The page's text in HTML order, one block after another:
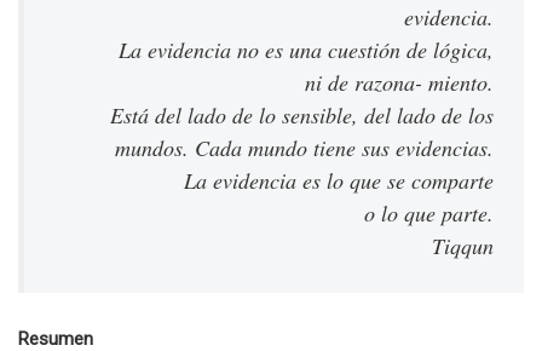
evidencia.
La evidencia no es una cuestión de lógica,
ni de razona- miento.
Está del lado de lo sensible, del lado de los
mundos. Cada mundo tiene sus evidencias.
La evidencia es lo que se comparte
o lo que parte.
Tiqqun
Resumen